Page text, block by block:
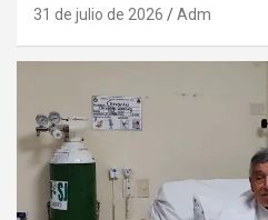
31 de julio de 2026 Adm